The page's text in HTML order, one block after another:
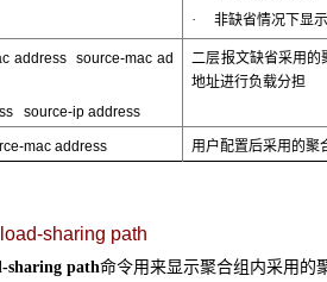
· 非缺省情况下显示
address source-mac ad
ip address
二层报文缺省采用
地址进行负载分担
mac address 用户配置后采用的聚
sharing path
sharing path命令用来显示聚合组内采用的